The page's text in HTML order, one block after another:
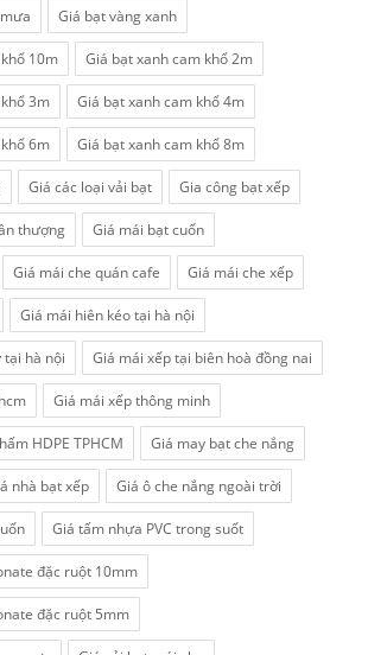
Giá bạt vàng xanh
10m Giá bạt xanh cam khổ 2m
3m Giá bạt xanh cam khổ 4m
6m Giá bạt xanh cam khổ 8m
Giá các loại vải bạt Gia công bạt xếp
thượng Giá mái bạt cuốn
Giá mái che quán cafe Giá mái che xếp
Giá mái hiên kéo tại hà nội
tại hà nội Giá mái xếp tại biên hoà đồng nai
Giá mái xếp thông minh
HDPE TPHCM Giá may bạt che nắng
nhà bạt xếp Giá ô che nắng ngoài trời
Giá tấm nhựa PVC trong suốt
đặc ruột 10mm
đặc ruột 5mm